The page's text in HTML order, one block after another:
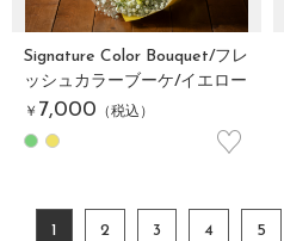
Signature Color Bouquet/フレ
ッシュカラーブーケ/イエロー
￥ 7,000 （税込）
♡
1 2 3 4 5